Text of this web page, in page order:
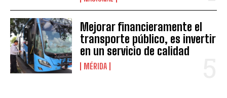
Mejorar financieramente el
transporte público, es invertir
en un servicio de calidad
MÉRIDA